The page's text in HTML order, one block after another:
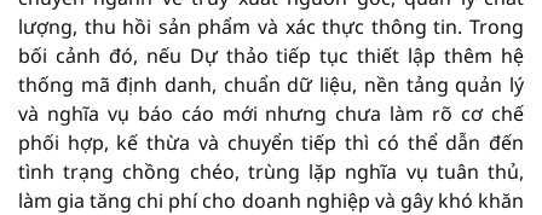
lượng, thu hồi sản phẩm và xác thực thông tin. Trong
bối cảnh đó, nếu Dự thảo tiếp tục thiết lập thêm hệ
thống mã định danh, chuẩn dữ liệu, nền tảng quản lý
và nghĩa vụ báo cáo mới nhưng chưa làm rõ cơ chế
phối hợp, kế thừa và chuyển tiếp thì có thể dẫn đến
tình trạng chồng chéo, trùng lặp nghĩa vụ tuân thủ,
làm gia tăng chi phí cho doanh nghiệp và gây khó khăn